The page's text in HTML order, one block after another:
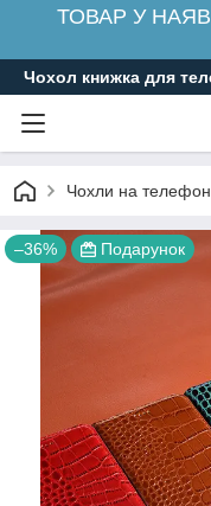
ТОВАР У
Чохол книжка для
Чохли на
–36% Подарунок